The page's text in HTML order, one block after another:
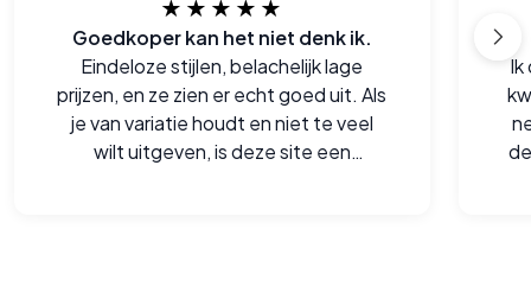
★★★★★
Goedkoper kan het niet denk ik.
Eindeloze stijlen, belachelijk lage
prijzen, en ze zien er echt goed uit. Als
je van variatie houdt en niet te veel
wilt uitgeven, is deze site een
Ik